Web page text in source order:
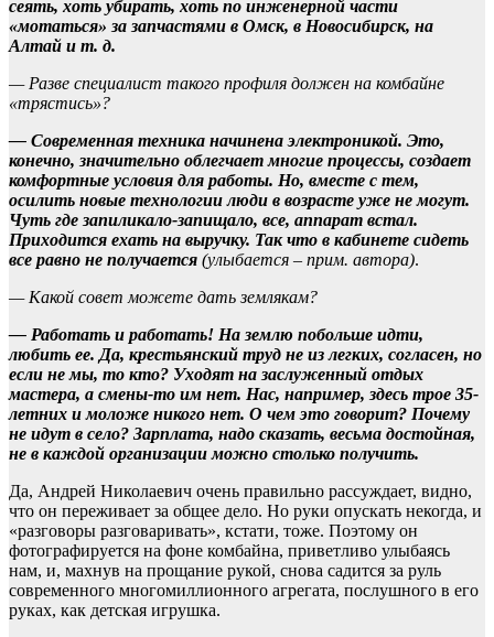
сеять, хоть убирать, хоть по инженерной части
«мотаться» за запчастями в Омск, в Новосибирск, на
Алтай и т. д.
— Разве специалист такого профиля должен на комбайне
«трястись»?
— Современная техника начинена электроникой. Это,
конечно, значительно облегчает многие процессы, создает
комфортные условия для работы. Но, вместе с тем,
осилить новые технологии люди в возрасте уже не могут.
Чуть где запиликало-запищало, все, аппарат встал.
Приходится ехать на выручку. Так что в кабинете сидеть
все равно не получается (улыбается – прим. автора).
— Какой совет можете дать землякам?
— Работать и работать! На землю побольше идти,
любить ее. Да, крестьянский труд не из легких, согласен, но
если не мы, то кто? Уходят на заслуженный отдых
мастера, а смены-то им нет. Нас, например, здесь трое 35-
летних и моложе никого нет. О чем это говорит? Почему
не идут в село? Зарплата, надо сказать, весьма достойная,
не в каждой организации можно столько получить.
Да, Андрей Николаевич очень правильно рассуждает, видно,
что он переживает за общее дело. Но руки опускать некогда, и
«разговоры разговаривать», кстати, тоже. Поэтому он
фотографируется на фоне комбайна, приветливо улыбаясь
нам, и, махнув на прощание рукой, снова садится за руль
современного многомиллионного агрегата, послушного в его
руках, как детская игрушка.